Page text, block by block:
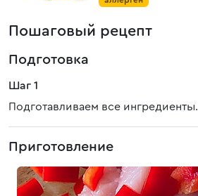
Пошаговый рецепт
Подготовка
Шаг 1
Подготавливаем все ингредиенты.
Приготовление